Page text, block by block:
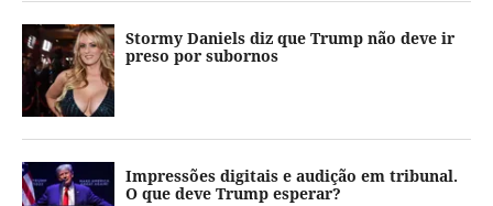
Stormy Daniels diz que Trump não deve ir
preso por subornos
Impressões digitais e audição em tribunal.
O que deve Trump esperar?